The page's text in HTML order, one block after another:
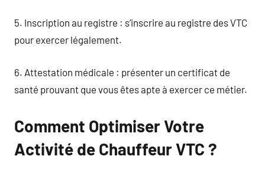
5. Inscription au registre : s’inscrire au registre des VTC
pour exercer légalement.
6. Attestation médicale : présenter un certificat de
santé prouvant que vous êtes apte à exercer ce métier.
Comment Optimiser Votre
Activité de Chauffeur VTC ?